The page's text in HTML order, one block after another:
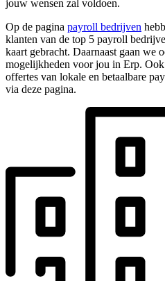
jouw wensen zal voldoen.
Op de pagina payroll bedrijven
klanten van de top 5 payroll
kaart gebracht. Daarnaast gaan we
mogelijkheden voor jou in Erp.
offertes van lokale en betaalbare
via deze pagina.